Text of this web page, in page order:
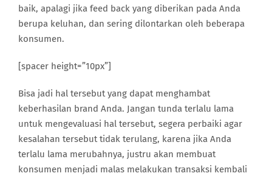
baik, apalagi jika feed back yang diberikan pada Anda
berupa keluhan, dan sering dilontarkan oleh beberapa
konsumen.
[spacer height=”10px”]
Bisa jadi hal tersebut yang dapat menghambat
keberhasilan brand Anda. Jangan tunda terlalu lama
untuk mengevaluasi hal tersebut, segera perbaiki agar
kesalahan tersebut tidak terulang, karena jika Anda
terlalu lama merubahnya, justru akan membuat
konsumen menjadi malas melakukan transaksi kembali